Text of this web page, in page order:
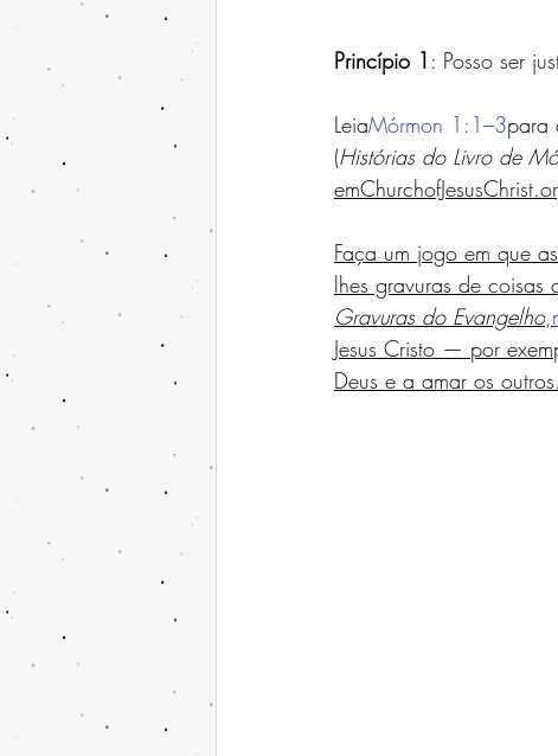
Princípio 1 : Posso ser
LeiaMórmon 1:1–3para
(Histórias do Livro de
em
Faça um jogo em que
lhes gravuras de coisas
Gravuras do Evangelho,
Jesus Cristo ﻿— por
Deus e a amar os outros.